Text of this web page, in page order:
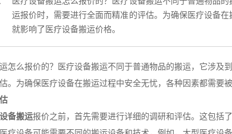
运报价时，需要进行全面而精准的评估。为确保医疗设备
就影响了医疗设备搬运价格。
怎么报价的？医疗设备搬运不同于普通物品的搬运，它涉
。为确保医疗设备在搬运过程中安全无忧，各种因素都需要
备搬运报价之前，首先需要进行详细的调研和评估。这包括